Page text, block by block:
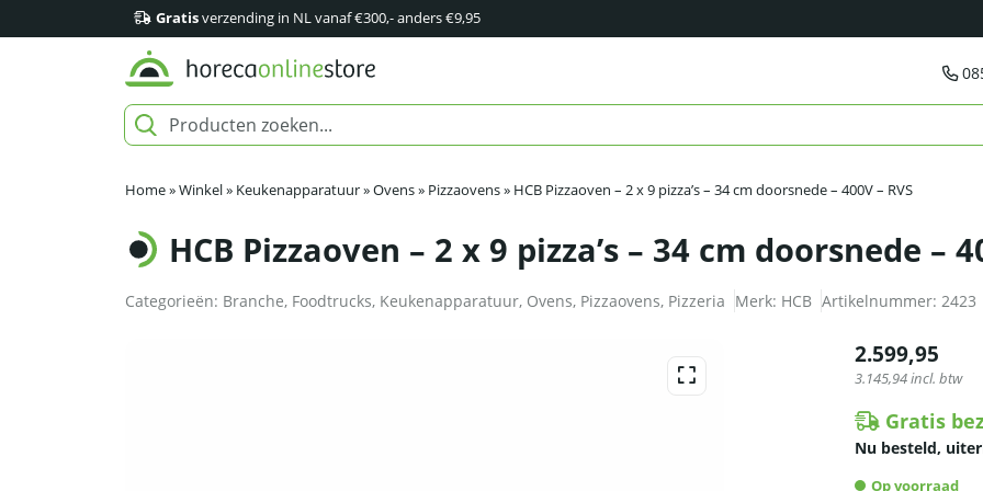
Gratisverzending in NL vanaf €300,- anders €9,95
Home»Winkel» Keukenapparatuur»Ovens» Pizzaovens» HCB Pizzaoven – 2 x 9 pizza’s – 34 cm doorsnede – 400V – RVS
HCB Pizzaoven – 2 x 9 pizza’s – 34 cm doorsnede –
Categorieën: Branche, Foodtrucks, Keukenapparatuur, Ovens, Pizzaovens, Pizzeria Merk: HCB Artikelnummer: 2423
2.599,95
3.145,94incl. btw
Gratis
Nu besteld,
Op voorraad